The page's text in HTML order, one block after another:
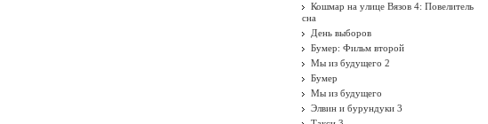
Кошмар на улице Вязов 4: Повелитель
сна
День выборов
Бумер: Фильм второй
Мы из будущего 2
Бумер
Мы из будущего
Элвин и бурундуки 3